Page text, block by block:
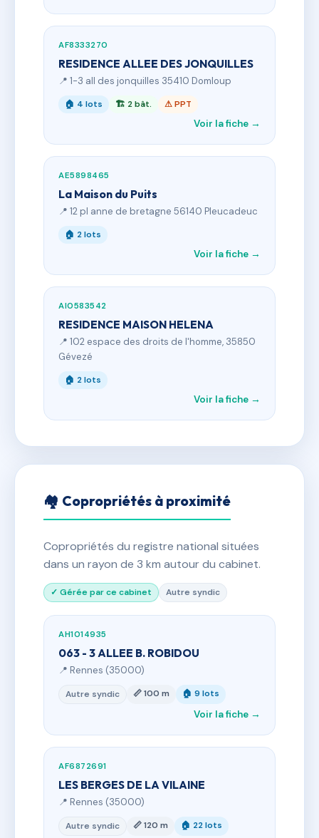
AF8333270
RESIDENCE ALLEE DES JONQUILLES
📍 1-3 all des jonquilles 35410 Domloup
🏠 4 lots 🏗 2 bât. ⚠ PPT
Voir la fiche →
AE5898465
La Maison du Puits
📍 12 pl anne de bretagne 56140 Pleucadeuc
🏠 2 lots
Voir la fiche →
AI0583542
RESIDENCE MAISON HELENA
📍 102 espace des droits de l'homme, 35850
Gévezé
🏠 2 lots
Voir la fiche →
🏘 Copropriétés à proximité
Copropriétés du registre national situées
dans un rayon de 3 km autour du cabinet.
✓ Gérée par ce cabinet Autre syndic
AH1014935
063 - 3 ALLEE B. ROBIDOU
📍 Rennes (35000)
Autre syndic 📏 100 m 🏠 9 lots
Voir la fiche →
AF6872691
LES BERGES DE LA VILAINE
📍 Rennes (35000)
Autre syndic 📏 120 m 🏠 22 lots